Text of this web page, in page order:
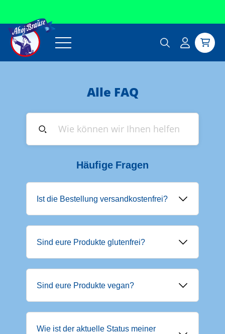
Einloggen
Alle FAQ
Häufige Fragen
Ist die Bestellung versandkostenfrei?
Sind eure Produkte glutenfrei?
Sind eure Produkte vegan?
Wie ist der aktuelle Status meiner